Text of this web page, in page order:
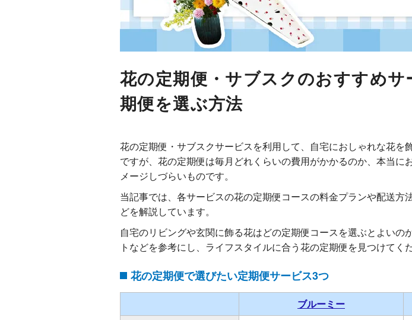
花の定期便・サブスクのおすすめ
期便を選ぶ方法
花の定期便・サブスクサービスを利用して、自宅におしゃれな花を
ですが、花の定期便は毎月どれくらいの費用がかかるのか、本当
メージしづらいものです。
当記事では、各サービスの花の定期便コースの料金プランや配送
どを解説しています。
自宅のリビングや玄関に飾る花はどの定期便コースを選ぶとよい
トなどを参考にし、ライフスタイルに合う花の定期便を見つけてくだ
花の定期便で選びたい定期便サービス3つ
ブルーミー